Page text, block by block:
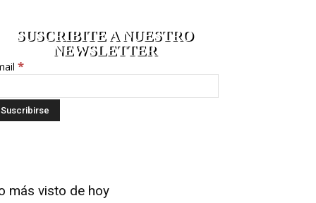
SUSCRIBITE A NUESTRO
NEWSLETTER
*
más visto de hoy